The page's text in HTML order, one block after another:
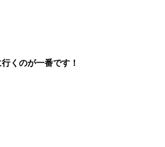
くのが一番です！